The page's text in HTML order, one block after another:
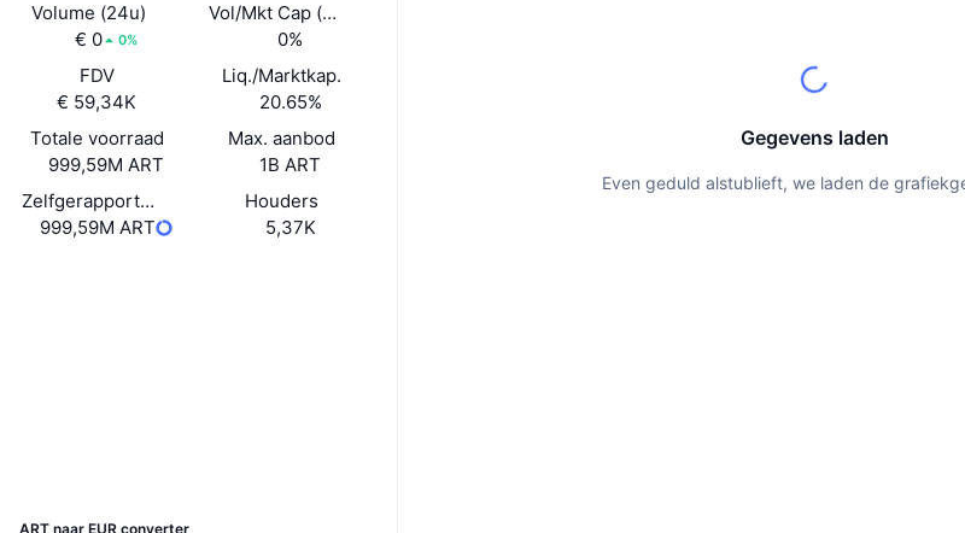
Volume (24u)
€ 0
0%
Vol/Mkt Cap (24u)
0%
FDV
€ 59,34K
Liq./Marktkap.
20.65%
Totale voorraad
999,59M ART
Max. aanbod
1B ART
Zelfgerapporteerde circulerende voorraad
999,59M ART
Houders
5,37K
ART naar EUR converter
Gegevens laden
Even geduld alstublieft, we laden de